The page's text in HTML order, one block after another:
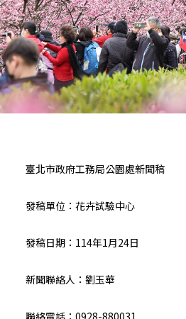
臺北市政府工務局公園處新聞稿
發稿單位：花卉試驗中心
發稿日期：114年1月24日
新聞聯絡人：劉玉華